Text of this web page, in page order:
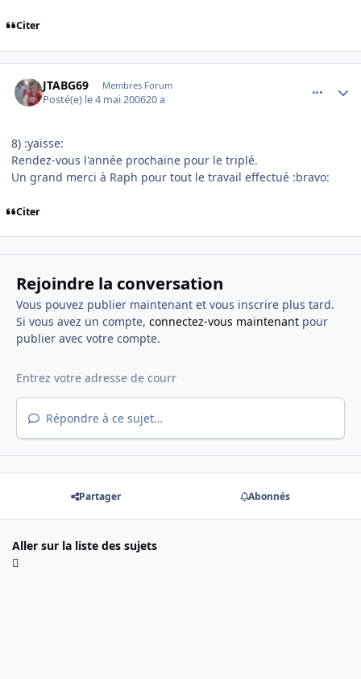
Citer
JTABG69 Membres Forum
Posté(e) le 4 mai 200620 a
8) :yaisse:
Rendez-vous l'année prochaine pour le triplé.
Un grand merci à Raph pour tout le travail effectué :bravo:
Citer
Rejoindre la conversation
Vous pouvez publier maintenant et vous inscrire plus tard.
Si vous avez un compte, connectez-vous maintenantpour
publier avec votre compte.
Répondre à ce sujet…
Partager Abonnés
Aller sur la liste des sujets